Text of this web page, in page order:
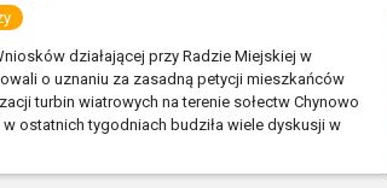
działającej przy Radzie Miejskiej w
o uznaniu za zasadną petycji mieszkańców
turbin wiatrowych na terenie sołectw Chynowo
ostatnich tygodniach budziła wiele dyskusji w